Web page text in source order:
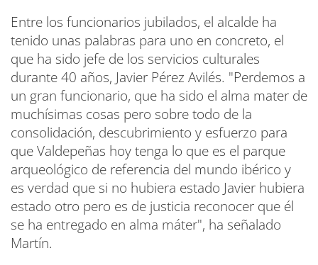
Entre los funcionarios jubilados, el alcalde ha
tenido unas palabras para uno en concreto, el
que ha sido jefe de los servicios culturales
durante 40 años, Javier Pérez Avilés. "Perdemos a
un gran funcionario, que ha sido el alma mater de
muchísimas cosas pero sobre todo de la
consolidación, descubrimiento y esfuerzo para
que Valdepeñas hoy tenga lo que es el parque
arqueológico de referencia del mundo ibérico y
es verdad que si no hubiera estado Javier hubiera
estado otro pero es de justicia reconocer que él
se ha entregado en alma máter", ha señalado
Martín.